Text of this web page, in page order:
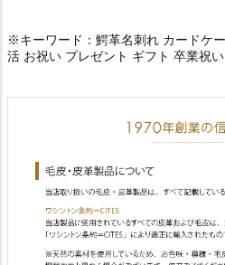
※キーワード：鰐革名刺れ カードケ
活 お祝い プレゼント ギフト 卒業祝